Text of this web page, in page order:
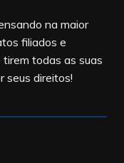
na maior
filiados e
todas as suas
seus direitos!